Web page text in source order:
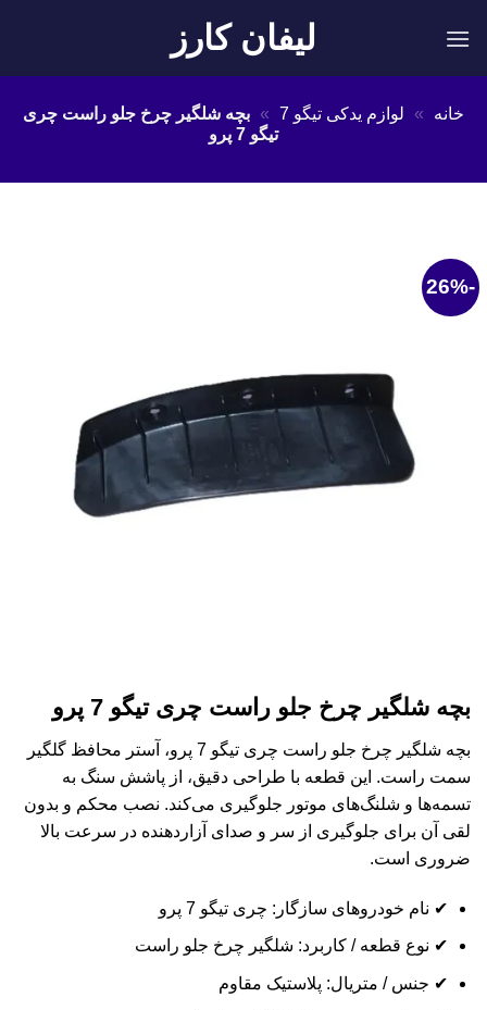
لیفان کارز
خانه » لوازم یدکی تیگو 7 » بچه شلگیر چرخ جلو راست چری
تیگو 7 پرو
-26%
بچه شلگیر چرخ جلو راست چری تیگو 7 پرو
بچه شلگیر چرخ جلو راست چری تیگو 7 پرو، آستر محافظ گلگیر
سمت راست. این قطعه با طراحی دقیق، از پاشش سنگ به
تسمه‌ها و شلنگ‌های موتور جلوگیری می‌کند. نصب محکم و بدون
لقی آن برای جلوگیری از سر و صدای آزاردهنده در سرعت بالا
ضروری است.
✔ نام خودروهای سازگار: چری تیگو 7 پرو
✔ نوع قطعه / کاربرد: شلگیر چرخ جلو راست
✔ جنس / متریال: پلاستیک مقاوم